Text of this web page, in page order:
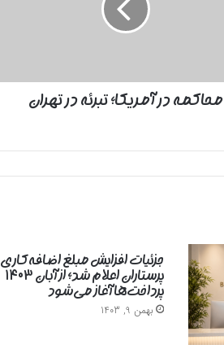
محاکمه در آمریکا؛ تبرئه در تهران
جزئیات افزایش مبلغ اضافه‌کاری
پرستاران اعلام شد؛ از آبان ۱۴۰۳
پرداخت‌ها آغاز می‌شود
بهمن 9, 1403